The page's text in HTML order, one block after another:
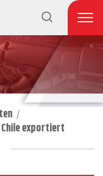
|
Chile exportiert